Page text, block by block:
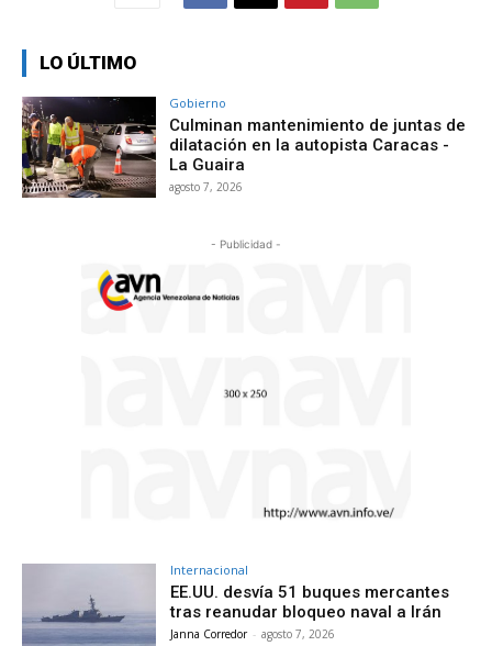
LO ÚLTIMO
Gobierno
Culminan mantenimiento de juntas de
dilatación en la autopista Caracas -
La Guaira
agosto 7, 2026
- Publicidad -
Internacional
EE.UU. desvía 51 buques mercantes
tras reanudar bloqueo naval a Irán
Janna Corredor - agosto 7, 2026